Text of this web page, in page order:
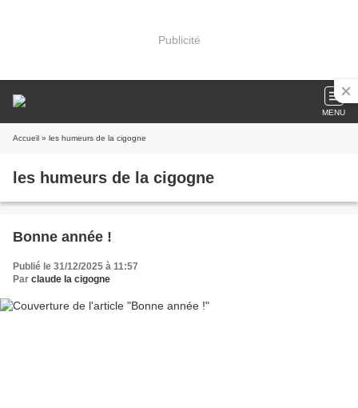
Publicité
MENU
Accueil » les humeurs de la cigogne
les humeurs de la cigogne
Bonne année !
Publié le 31/12/2025 à 11:57
Par claude la cigogne